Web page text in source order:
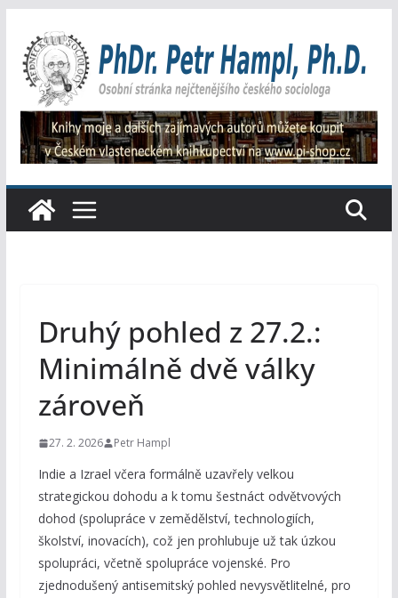
obsah
Druhý pohled z 27.2.:
Minimálně dvě války
zároveň
27. 2. 2026 Petr Hampl
Indie a Izrael včera formálně uzavřely velkou
strategickou dohodu a k tomu šestnáct odvětvových
dohod (spolupráce v zemědělství, technologiích,
školství, inovacích), což jen prohlubuje už tak úzkou
spolupráci, včetně spolupráce vojenské. Pro
zjednodušený antisemitský pohled nevysvětlitelné, pro